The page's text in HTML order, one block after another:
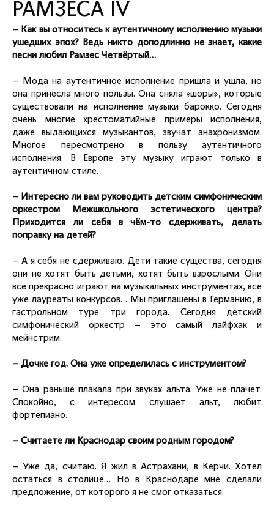
РАМЗЕСА IV
– Как вы относитесь к аутентичному исполнению музыки
ушедших эпох? Ведь никто доподлинно не знает, какие
песни любил Рамзес Четвёртый…
– Мода на аутентичное исполнение пришла и ушла, но
она принесла много пользы. Она сняла «шоры», которые
существовали на исполнение музыки барокко. Сегодня
очень многие хрестоматийные примеры исполнения,
даже выдающихся музыкантов, звучат анахронизмом.
Многое пересмотрено в пользу аутентичного
исполнения. В Европе эту музыку играют только в
аутентичном стиле.
– Интересно ли вам руководить детским симфоническим
оркестром Межшкольного эстетического центра?
Приходится ли себя в чём-то сдерживать, делать
поправку на детей?
– А я себя не сдерживаю. Дети такие существа, сегодня
они не хотят быть детьми, хотят быть взрослыми. Они
все прекрасно играют на музыкальных инструментах, все
уже лауреаты конкурсов… Мы приглашены в Германию, в
гастрольном туре три города. Сегодня детский
симфонический оркестр – это самый лайфхак и
мейнстрим.
– Дочке год. Она уже определилась с инструментом?
– Она раньше плакала при звуках альта. Уже не плачет.
Спокойно, с интересом слушает альт, любит
фортепиано.
– Считаете ли Краснодар своим родным городом?
– Уже да, считаю. Я жил в Астрахани, в Керчи. Хотел
остаться в столице… Но в Краснодаре мне сделали
предложение, от которого я не смог отказаться.